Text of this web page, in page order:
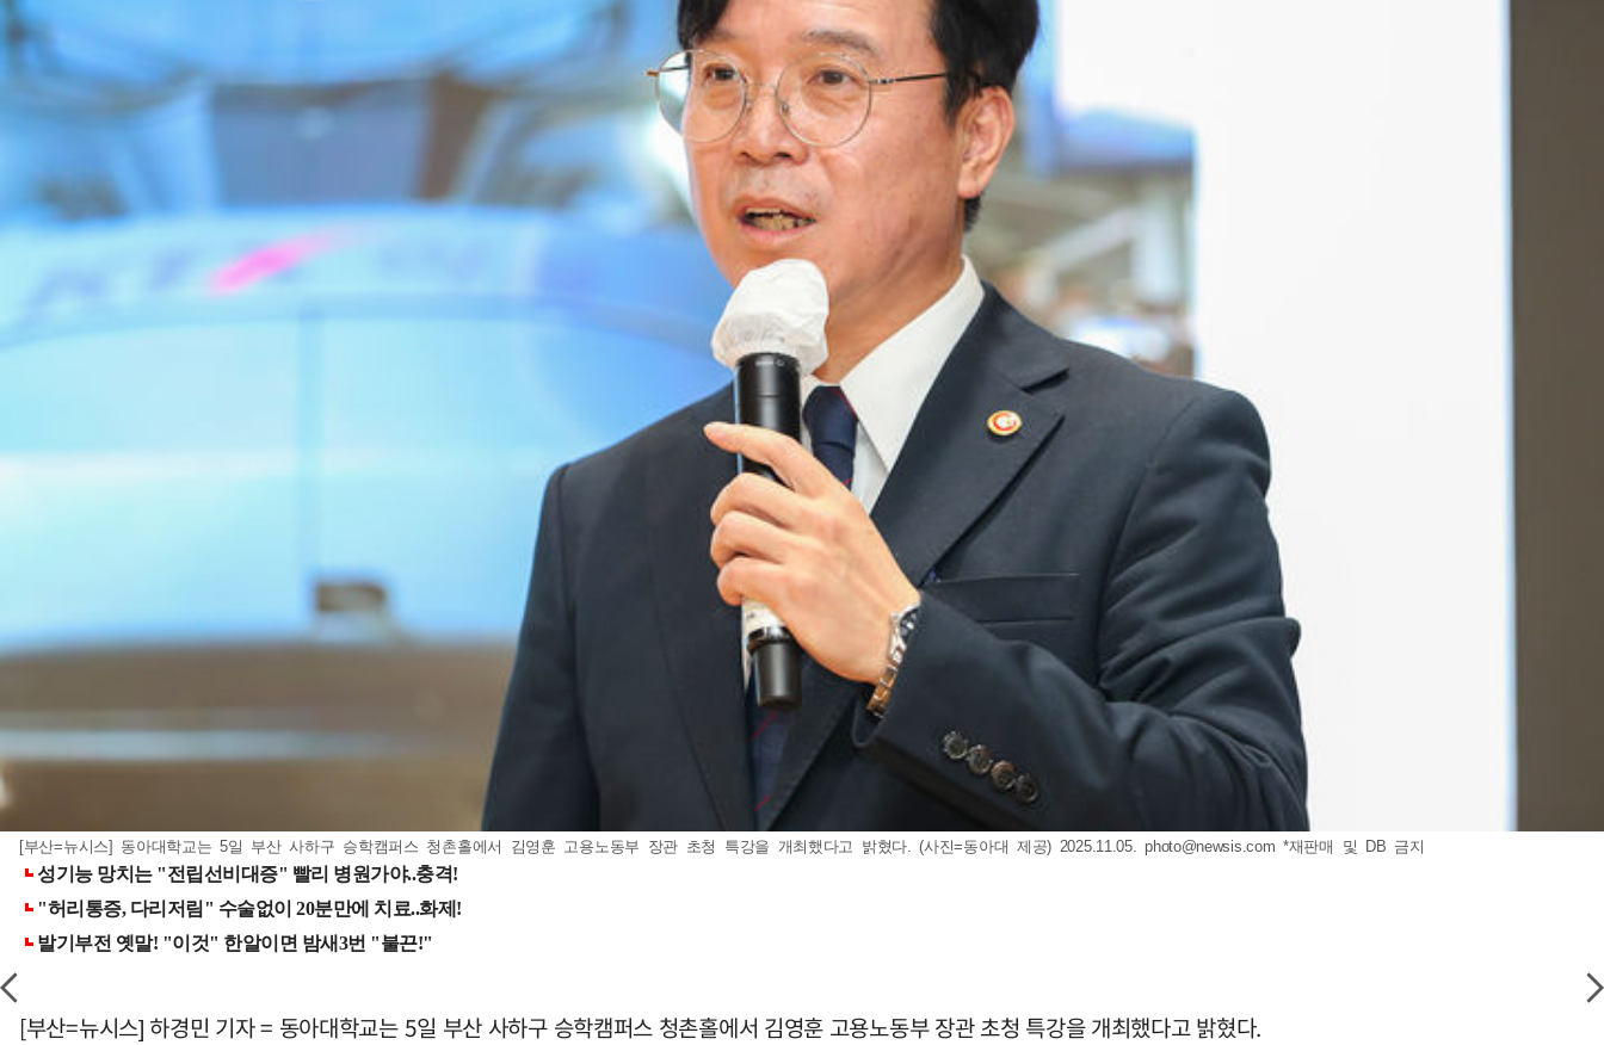
[부산=뉴시스] 동아대학교는 5일 부산 사하구 승학캠퍼스 청촌홀에서 김영훈 고용노동부 장관 초청 특강을 개최했다고 밝혔다. (사진=동아대 제공) 2025.11.05.photo@newsis.com *재판매 및 DB 금지
[부산=뉴시스] 하경민 기자 = 동아대학교는 5일 부산 사하구 승학캠퍼스 청촌홀에서 김영훈 고용노동부 장관 초청 특강을 개최했다고 밝혔다.